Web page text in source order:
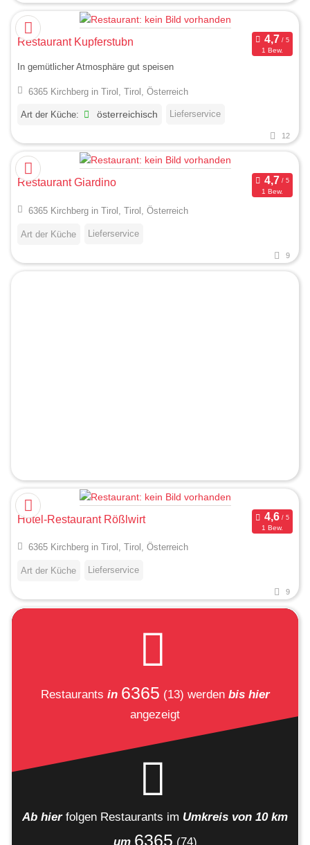
Restaurant Kupferstubn
1 Bew.
In gemütlicher Atmosphäre gut speisen
6365 Kirchberg in Tirol, Tirol, Österreich
Art der Küche: österreichisch Lieferservice
12
Restaurant Giardino
1 Bew.
6365 Kirchberg in Tirol, Tirol, Österreich
Art der Küche Lieferservice
9
Hotel-Restaurant Rößlwirt
1 Bew.
6365 Kirchberg in Tirol, Tirol, Österreich
Art der Küche Lieferservice
9
Restaurants in 6365 (13) werden bis hier
angezeigt
Ab hier folgen Restaurants im Umkreis von 10 km
um 6365 (74)